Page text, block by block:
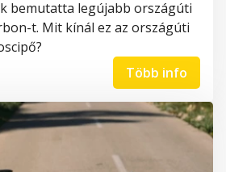
bemutatta legújabb országúti
t. Mit kínál ez az országúti
Több info